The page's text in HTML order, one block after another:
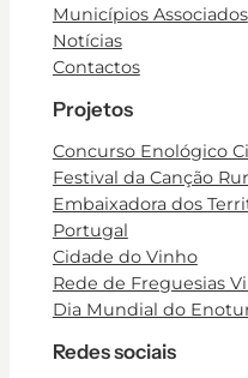
Municípios Associados
Notícias
Contactos
Projetos
Concurso Enológico
Festival da Canção
Embaixadora dos
Portugal
Cidade do Vinho
Rede de Freguesias
Dia Mundial do
Redes sociais